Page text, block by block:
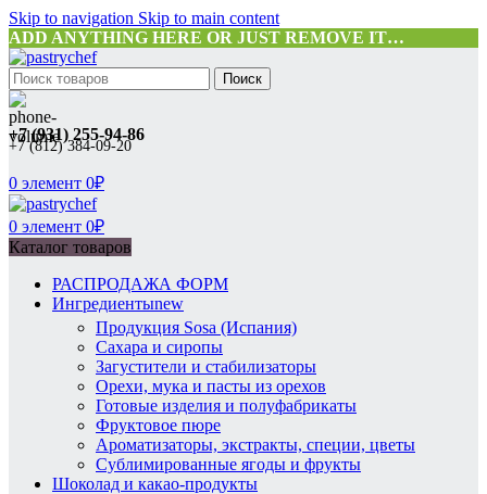
Skip to navigation Skip to main content
ADD ANYTHING HERE OR JUST REMOVE IT…
Поиск
+7 (931) 255-94-86
+7 (812) 384-09-20
0 элемент 0₽
0 элемент 0₽
Каталог товаров
РАСПРОДАЖА ФОРМ
Ингредиентыnew
Продукция Sosa (Испания)
Сахара и сиропы
Загустители и стабилизаторы
Орехи, мука и пасты из орехов
Готовые изделия и полуфабрикаты
Фруктовое пюре
Ароматизаторы, экстракты, специи, цветы
Сублимированные ягоды и фрукты
Шоколад и какао-продукты